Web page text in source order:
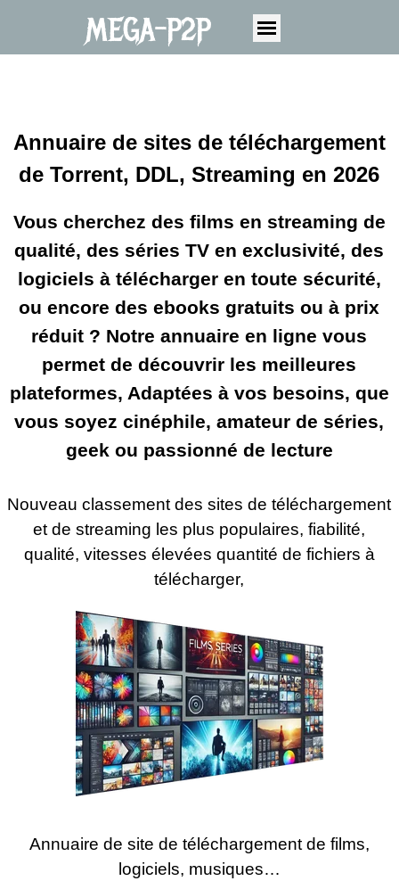
MEGA-P2P
Annuaire de sites de téléchargement
de Torrent, DDL, Streaming en 2026
Vous cherchez des films en streaming de
qualité, des séries TV en exclusivité, des
logiciels à télécharger en toute sécurité,
ou encore des ebooks gratuits ou à prix
réduit ? Notre annuaire en ligne vous
permet de découvrir les meilleures
plateformes, Adaptées à vos besoins, que
vous soyez cinéphile, amateur de séries,
geek ou passionné de lecture
Nouveau classement des sites de téléchargement
et de streaming les plus populaires, fiabilité,
qualité, vitesses élevées quantité de fichiers à
télécharger,
Annuaire de site de téléchargement de films,
logiciels, musiques…